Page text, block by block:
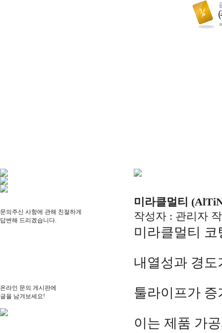
문의주신 사항에 관해 친절하게
답변해 드리겠습니다.
온라인 문의 게시판에
글을 남겨보세요!
미라클멀티
작성자 : 관리자
미라클멀티
내열성과 경
툴라이프가
이는 제품 가